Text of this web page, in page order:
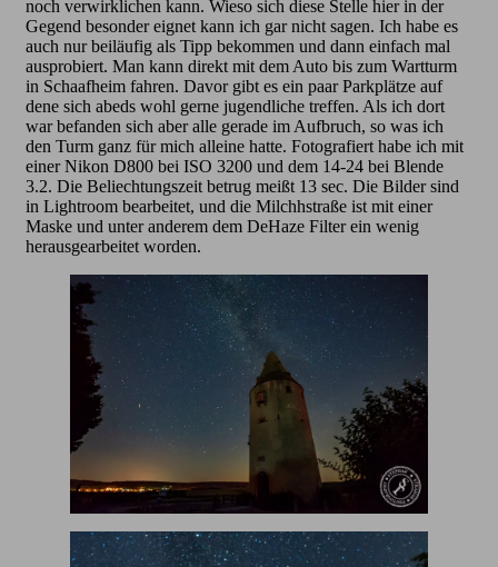
noch verwirklichen kann. Wieso sich diese Stelle hier in der
Gegend besonder eignet kann ich gar nicht sagen. Ich habe es
auch nur beiläufig als Tipp bekommen und dann einfach mal
ausprobiert. Man kann direkt mit dem Auto bis zum Wartturm
in Schaafheim fahren. Davor gibt es ein paar Parkplätze auf
dene sich abeds wohl gerne jugendliche treffen. Als ich dort
war befanden sich aber alle gerade im Aufbruch, so was ich
den Turm ganz für mich alleine hatte. Fotografiert habe ich mit
einer Nikon D800 bei ISO 3200 und dem 14-24 bei Blende
3.2. Die Beliechtungszeit betrug meißt 13 sec. Die Bilder sind
in Lightroom bearbeitet, und die Milchhstraße ist mit einer
Maske und unter anderem dem DeHaze Filter ein wenig
herausgearbeitet worden.